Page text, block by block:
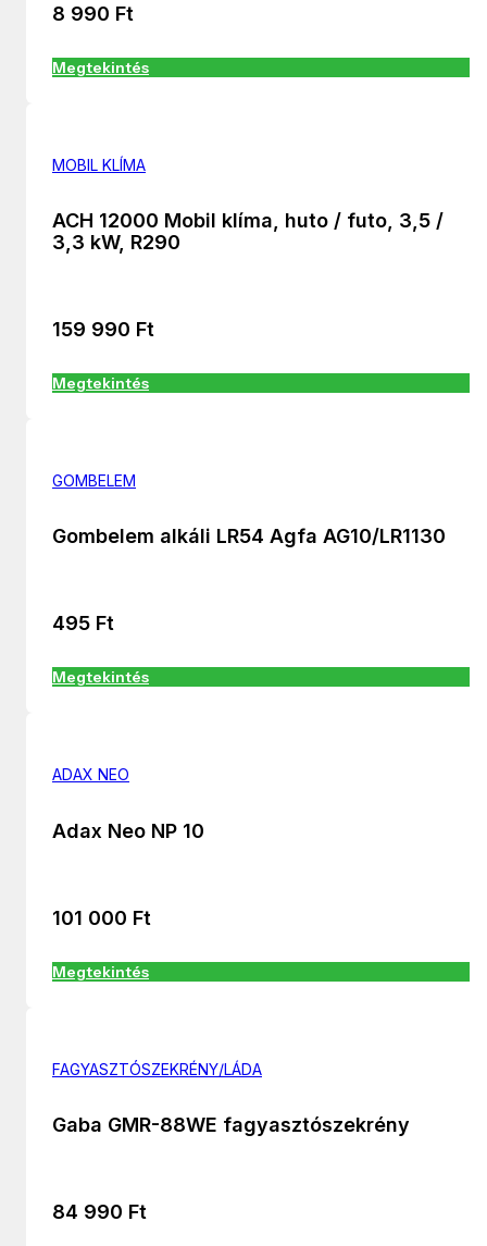
8 990 Ft
Megtekintés
MOBIL KLÍMA
ACH 12000 Mobil klíma, huto / futo, 3,5 /
3,3 kW, R290
159 990 Ft
Megtekintés
GOMBELEM
Gombelem alkáli LR54 Agfa AG10/LR1130
495 Ft
Megtekintés
ADAX NEO
Adax Neo NP 10
101 000 Ft
Megtekintés
FAGYASZTÓSZEKRÉNY/LÁDA
Gaba GMR-88WE fagyasztószekrény
84 990 Ft